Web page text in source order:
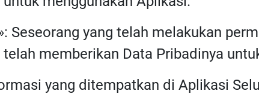
Seseorang yang telah melakukan
memberikan Data Pribadinya
yang ditempatkan di Aplikasi